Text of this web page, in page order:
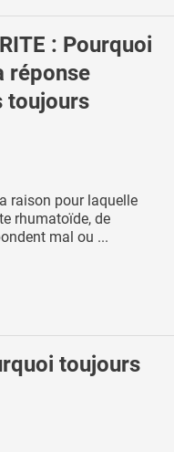
: Pourquoi
réponse
toujours
raison pour laquelle
rhumatoïde, de
mal ou ...
toujours